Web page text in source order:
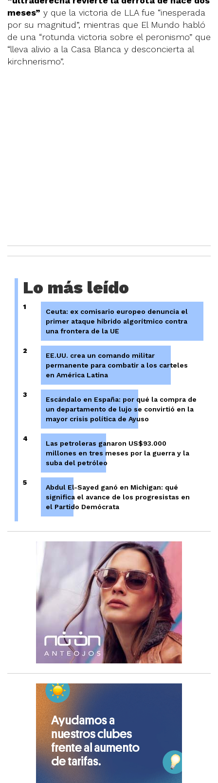
meses” y que la victoria de LLA fue “inesperada
por su magnitud”, mientras que El Mundo habló
de una “rotunda victoria sobre el peronismo” que
“lleva alivio a la Casa Blanca y desconcierta al
kirchnerismo”.
Lo más leído
1
Ceuta: ex comisario europeo denuncia el
primer ataque híbrido algorítmico contra
una frontera de la UE
2
EE.UU. crea un comando militar
permanente para combatir a los carteles
en América Latina
3
Escándalo en España: por qué la compra de
un departamento de lujo se convirtió en la
mayor crisis política de Ayuso
4
Las petroleras ganaron US$93.000
millones en tres meses por la guerra y la
suba del petróleo
5
Abdul El-Sayed ganó en Michigan: qué
significa el avance de los progresistas en
el Partido Demócrata